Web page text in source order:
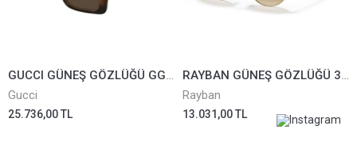
GUCCI GÜNEŞ GÖZLÜĞÜ GG1662/SA-002
Gucci
25.736,00 TL
RAYBAN GÜNEŞ GÖZLÜĞÜ 3565-001/51*53
Rayban
13.031,00 TL